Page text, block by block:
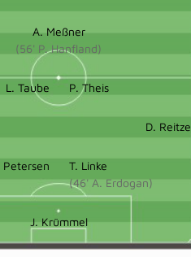
A. Meßner
(56' P. Hanfland)
L. Taube P. Theis
D. Reitze
Petersen
T. Linke
(46' A. Erdogan)
J. Krümmel